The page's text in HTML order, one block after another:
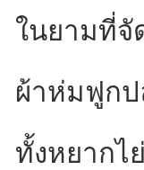
ในยามที่จั
ผ้าห่มฟูก
ทั้งหยากไ